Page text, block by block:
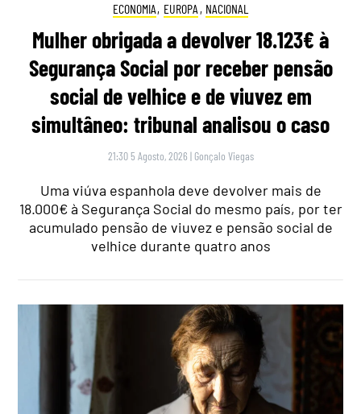
ECONOMIA, EUROPA , NACIONAL
Mulher obrigada a devolver 18.123€ à
Segurança Social por receber pensão
social de velhice e de viuvez em
simultâneo: tribunal analisou o caso
21:30 5 Agosto, 2026 | Gonçalo Viegas
Uma viúva espanhola deve devolver mais de
18.000€ à Segurança Social do mesmo país, por ter
acumulado pensão de viuvez e pensão social de
velhice durante quatro anos